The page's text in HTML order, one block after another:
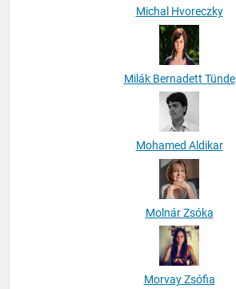
Michal Hvoreczky
Milák Bernadett Tünde
Mohamed Aldikar
Molnár Zsóka
Morvay Zsófia